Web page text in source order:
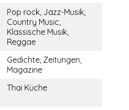
Pop rock, Jazz-Musik,
Country Music,
Klassische Musik,
Reggae
Gedichte, Zeitungen,
Magazine
Thai Küche